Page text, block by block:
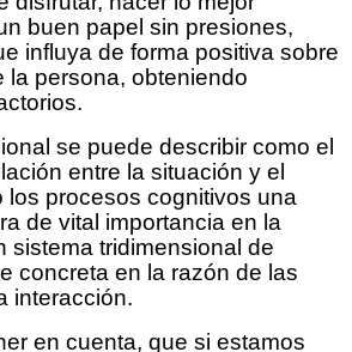
buen papel sin presiones,
influya de forma positiva sobre
la persona, obteniendo
se puede describir como el
entre la situación y el
los procesos cognitivos una
de vital importancia en la
sistema tridimensional de
concreta en la razón de las
interacción.
en cuenta, que si estamos